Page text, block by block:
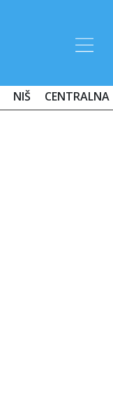
NIŠ CENTRALNA